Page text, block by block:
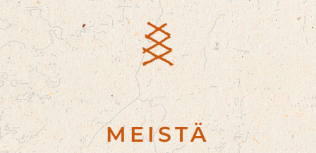
MEISTÄ